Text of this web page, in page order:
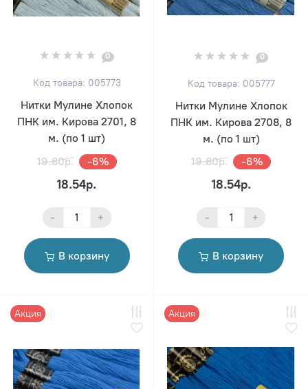
0
Код товара: 005773
Нитки Мулине Хлопок
ПНК им. Кирова 2701, 8
м. (по 1 шт)
19.80р.
-6%
18.54р.
- +
В корзину
0
Код товара: 005777
Нитки Мулине Хлопок
ПНК им. Кирова 2708, 8
м. (по 1 шт)
19.80р.
-6%
18.54р.
- +
В корзину
Акция Акция